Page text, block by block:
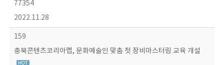
77354
2022.11.28
159
충북콘텐츠코리아랩, 문화예술인 맞춤 첫 장비마스터링 교육 개설